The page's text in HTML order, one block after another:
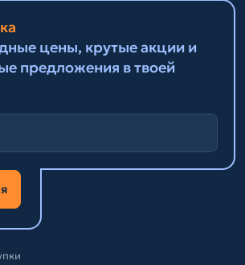
цены, крутые акции и
предложения в твоей